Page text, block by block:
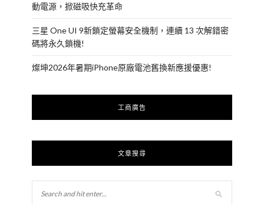
動電源，掀磁吸快充革命
三星 One UI 9新鎖定螢幕安全機制，連續 13 次解錯密
碼將永久鎖機!
燦坤2026年暑期iPhone原廠電池舊換新應援優惠!
工商廣告
文章搜尋